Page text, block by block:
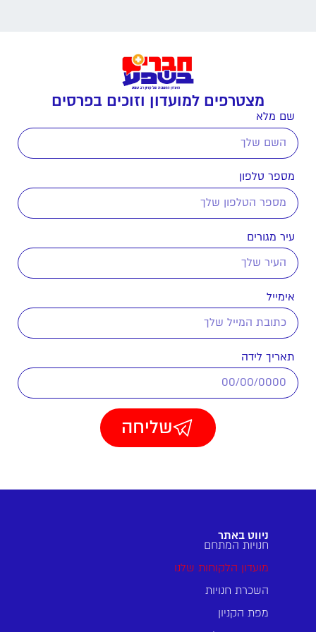
מצטרפים למועדון וזוכים בפרסים
שם מלא
מספר טלפון
עיר מגורים
אימייל
תאריך לידה
שליחה
ניווט באתר
חנויות המתחם
מועדון הלקוחות שלנו
השכרת חנויות
מפת הקניון